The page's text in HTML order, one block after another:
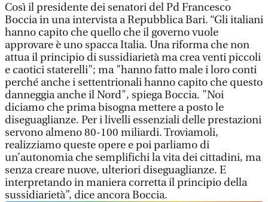
Così il presidente dei senatori del Pd Francesco
Boccia in una intervista a Repubblica Bari. “Gli italiani
hanno capito che quello che il governo vuole
approvare è uno spacca Italia. Una riforma che non
attua il principio di sussidiarietà ma crea venti piccoli
e caotici staterelli"; ma "hanno fatto male i loro conti
perché anche i settentrionali hanno capito che questo
danneggia anche il Nord", spiega Boccia. "Noi
diciamo che prima bisogna mettere a posto le
diseguaglianze. Per i livelli essenziali delle prestazioni
servono almeno 80-100 miliardi. Troviamoli,
realizziamo queste opere e poi parliamo di
un’autonomia che semplifichi la vita dei cittadini, ma
senza creare nuove, ulteriori diseguaglianze. E
interpretando in maniera corretta il principio della
sussidiarietà”, dice ancora Boccia.